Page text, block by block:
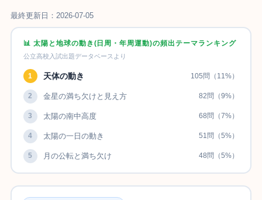
最終更新日：2026-07-05
📊 太陽と地球の動き(日周・年周運動)の頻出テーマランキング
公立高校入試出題データベースより
1 天体の動き 105問（11%）
2 金星の満ち欠けと見え方 82問（9%）
3 太陽の南中高度 68問（7%）
4 太陽の一日の動き 51問（5%）
5 月の公転と満ち欠け 48問（5%）